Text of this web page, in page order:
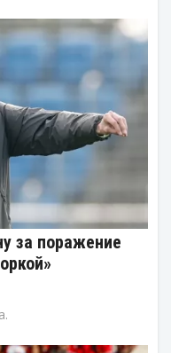
за поражение